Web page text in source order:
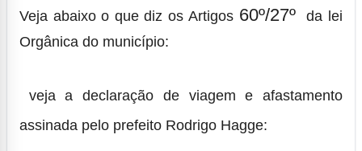
Veja abaixo o que diz os Artigos60º/27º da lei
Orgânica do município:
veja a declaração de viagem e afastamento
assinada pelo prefeito Rodrigo Hagge: